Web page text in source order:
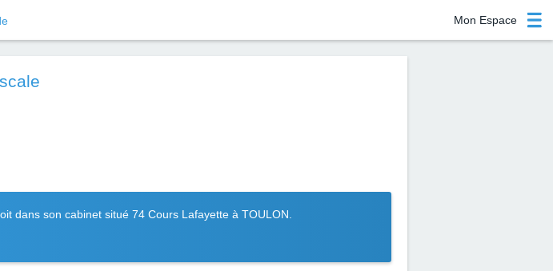
Mon Espace
dans son cabinet situé 74 Cours Lafayette à TOULON.